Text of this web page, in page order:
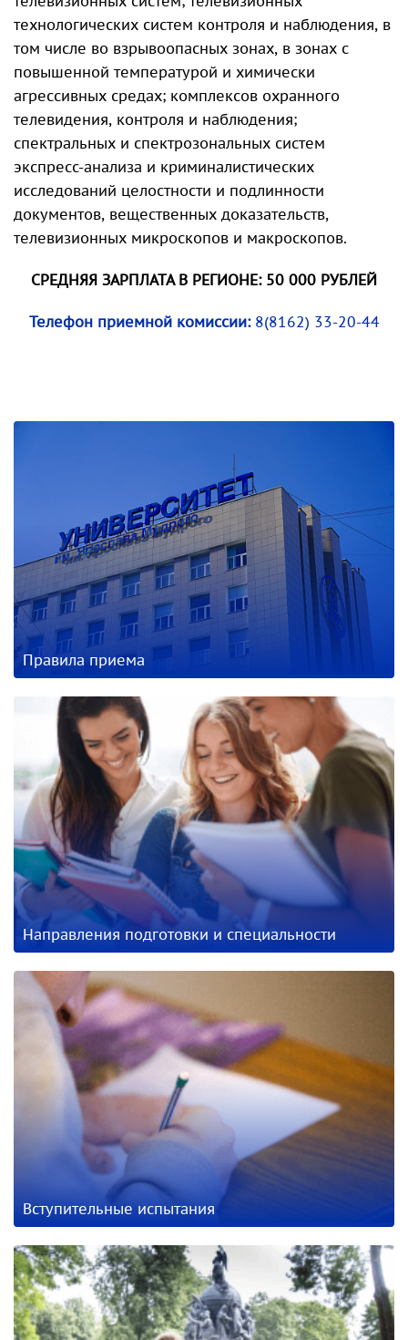
технологических систем контроля и наблюдения, в
том числе во взрывоопасных зонах, в зонах с
повышенной температурой и химически
агрессивных средах; комплексов охранного
телевидения, контроля и наблюдения;
спектральных и спектрозональных систем
экспресс-анализа и криминалистических
исследований целостности и подлинности
документов, вещественных доказательств,
телевизионных микроскопов и макроскопов.
СРЕДНЯЯ ЗАРПЛАТА В РЕГИОНЕ: 50 000 РУБЛЕЙ
Телефон приемной комиссии:8(8162) 33-20-44
Правила приема
Направления подготовки и специальности
Вступительные испытания